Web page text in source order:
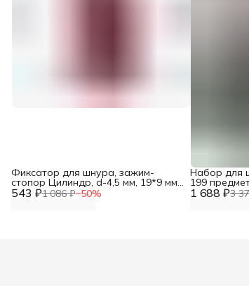
543 ₽1 086 ₽−50%
Фиксатор для шнура, зажим-
стопор Цилиндр, d-4,5 мм, 19*9 мм,
100 шт, АЙРИС 1 688 ₽3
Набор для
199
Hobby&Pro